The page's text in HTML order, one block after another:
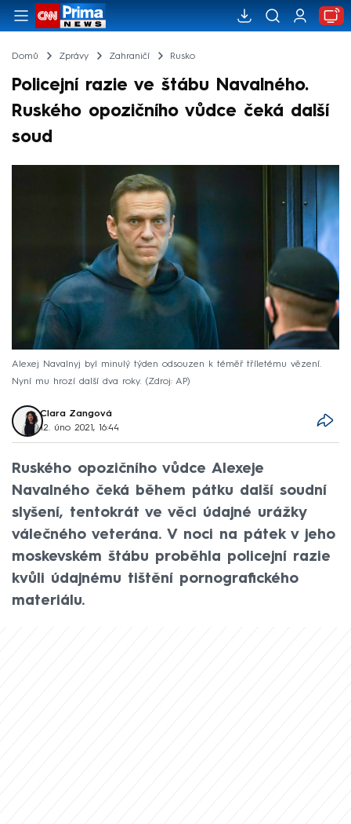
Domů Zprávy Zahraničí Rusko
Policejní razie ve štábu Navalného.
Ruského opozičního vůdce čeká další
soud
Alexej Navalnyj byl minulý týden odsouzen k téměř tříletému vězení.
Nyní mu hrozí další dva roky.
Zdroj: AP
Clara Zangová
12. úno 2021, 16:44
Ruského opozičního vůdce Alexeje
Navalného čeká během pátku další soudní
slyšení, tentokrát ve věci údajné urážky
válečného veterána. V noci na pátek v jeho
moskevském štábu proběhla policejní razie
kvůli údajnému tištění pornografického
materiálu.